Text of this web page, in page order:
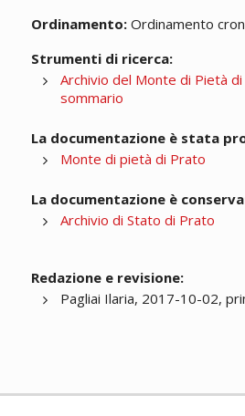
Ordinamento:Ordinamento
Strumenti di ricerca:
Archivio del Monte di Pietà
sommario
La documentazione è stata
Monte di pietà di Prato
La documentazione è
Archivio di Stato di Prato
Redazione e revisione:
Pagliai Ilaria, 2017-10-02,